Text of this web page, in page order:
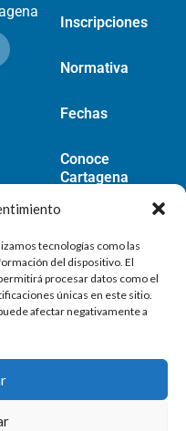
tecnologías como las
del dispositivo. El
procesar datos como el
únicas en este sitio.
afectar negativamente a
Inscripciones
Normativa
Fechas
Conoce
Cartagena